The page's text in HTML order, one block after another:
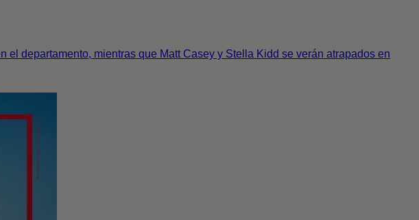
departamento, mientras que Matt Casey y Stella Kidd se verán atrapados en